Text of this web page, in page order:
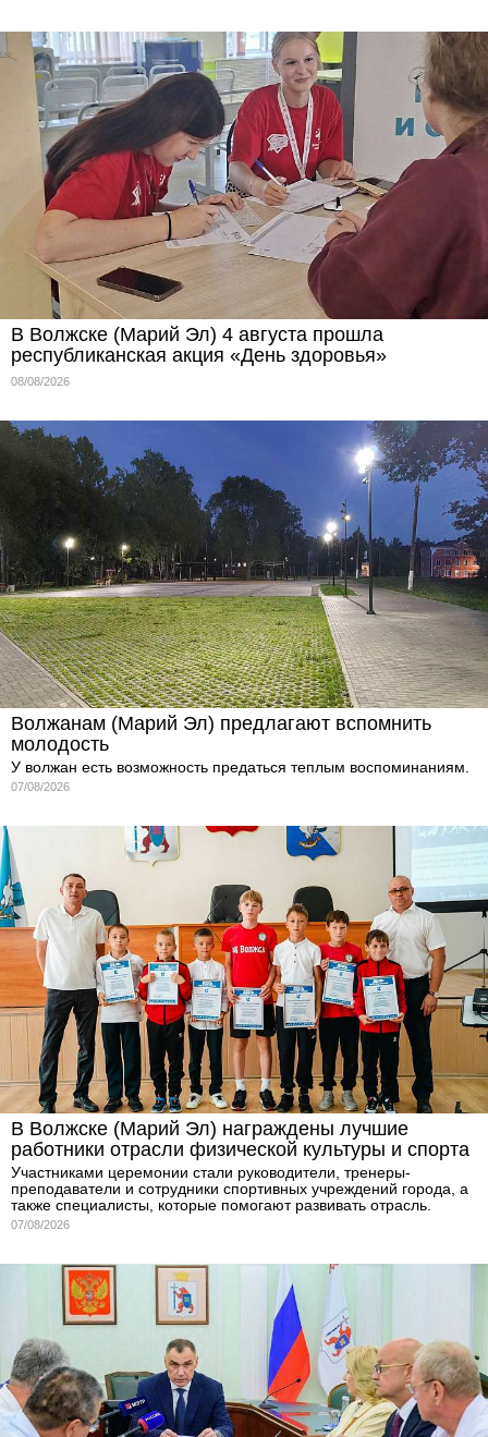
В Волжске (Марий Эл) 4 августа прошла
республиканская акция «День здоровья»
08/08/2026
Волжанам (Марий Эл) предлагают вспомнить
молодость
У волжан есть возможность предаться теплым воспоминаниям.
07/08/2026
В Волжске (Марий Эл) награждены лучшие
работники отрасли физической культуры и спорта
Участниками церемонии стали руководители, тренеры-
преподаватели и сотрудники спортивных учреждений города, а
также специалисты, которые помогают развивать отрасль.
07/08/2026